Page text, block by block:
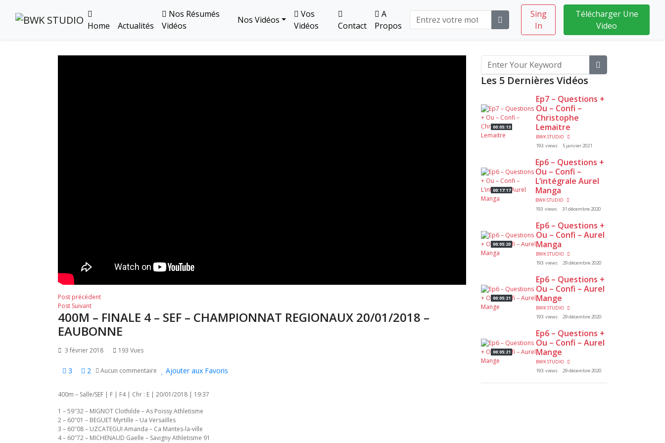
Home Actualités
Nos Résumés
Vidéos
Nos Vidéos
Vos
Vidéos
Contact
A
Propos
Sing
In
Télécharger Une
Video
Navigation
de
l’article
Post précédentPost
Post SuivantPost
suivant:
400M – FINALE 4 – SEF – CHAMPIONNAT REGIONAUX 20/01/2018 –
EAUBONNE
3 février 2018 193 Vues
3 2 Aucun commentaire Ajouter aux Favoris
400m – Salle/SEF | F | F4 | Chr : E | 20/01/2018 | 19:37
1 – 59″32 – MIGNOT Clothilde – As Poissy Athletisme
2 – 60″01 – BEGUET Myrtille – Ua Versailles
3 – 60″08 – UZCATEGUI Amanda – Ca Mantes-la-ville
4 – 60″72 – MICHENAUD Gaelle – Savigny Athletisme 91
Les 5 Dernières Vidéos
00:05:13
Ep7 – Questions +
Ou – Confi –
Christophe
Lemaitre
BWK STUDIO
193 views
5 janvier 2021
00:17:17
Ep6 – Questions +
Ou – Confi –
L’intégrale Aurel
Manga
BWK STUDIO
193 views
31 décembre 2020
00:05:20
Ep6 – Questions +
Ou – Confi – Aurel
Manga
BWK STUDIO
193 views
29 décembre 2020
00:05:21
Ep6 – Questions +
Ou – Confi – Aurel
Mange
BWK STUDIO
193 views
29 décembre 2020
00:05:21
Ep6 – Questions +
Ou – Confi – Aurel
Mange
BWK STUDIO
193 views
29 décembre 2020